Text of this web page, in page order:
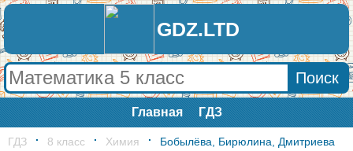
GDZ.LTD
Главная ГДЗ
ГДЗ 8 класс Химия Бобылёва, Бирюлина, Дмитриева